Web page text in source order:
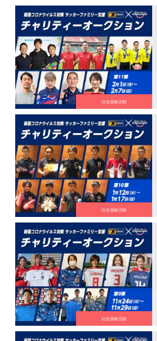
社会貢献活動
社会貢献活動
社会貢献活動